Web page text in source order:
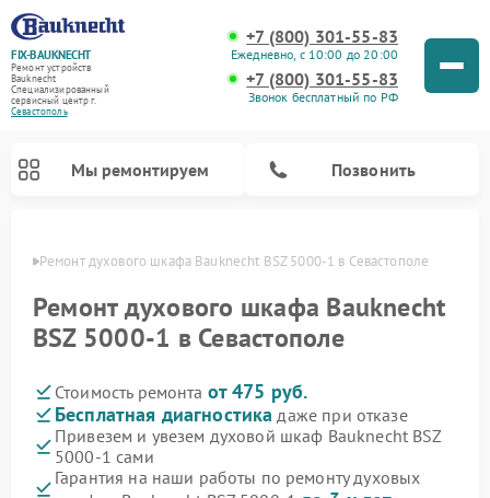
FIX-BAUKNECHT
Ремонт устройств
Bauknecht
Специализированный
cервисный центр г.
Севастополь
+7 (800) 301-55-83
Ежедневно, с 10:00 до 20:00
+7 (800) 301-55-83
Звонок бесплатный по РФ
Мы ремонтируем Позвонить
Ремонт духового шкафа Bauknecht BSZ 5000-1 в Севастополе
Ремонт духового шкафа Bauknecht
BSZ 5000-1 в Севастополе
Стоимость ремонта от 475 руб.
Бесплатная диагностика даже при отказе
Привезем и увезем духовой шкаф Bauknecht BSZ
5000-1 сами
Гарантия на наши работы по ремонту духовых